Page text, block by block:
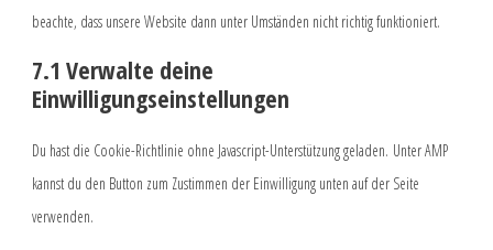
beachte, dass unsere Website dann unter Umständen nicht richtig funktioniert.
7.1 Verwalte deine
Einwilligungseinstellungen
Du hast die Cookie-Richtlinie ohne Javascript-Unterstützung geladen. Unter AMP
kannst du den Button zum Zustimmen der Einwilligung unten auf der Seite
verwenden.